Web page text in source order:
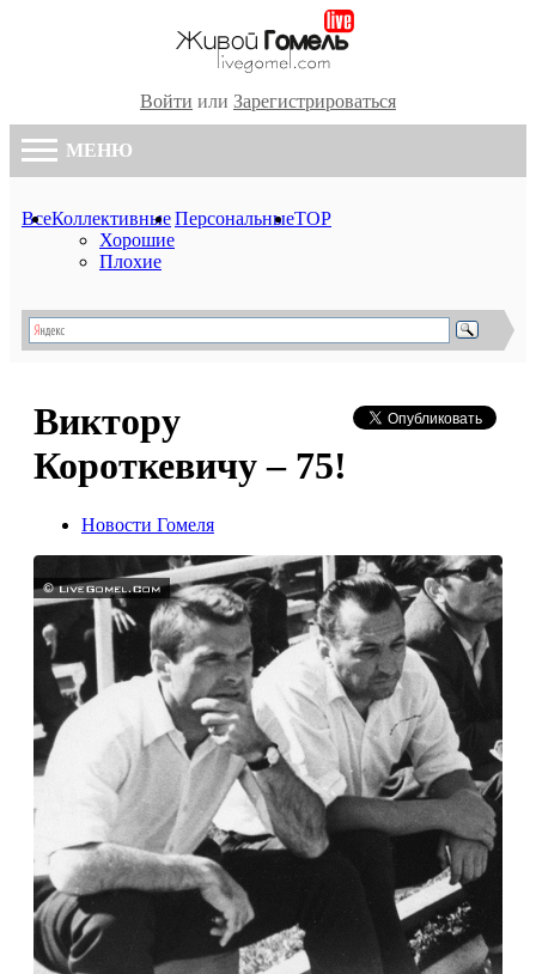
Войти или Зарегистрироваться
МЕНЮ
ВсеКоллективные
Хорошие
Плохие
ПерсональныеTOP
Виктору
Короткевичу – 75!
Новости Гомеля